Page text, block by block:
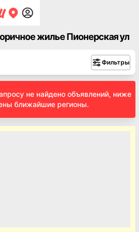
жилье Пионерская ул
Фильтры
не найдено объявлений, ниже
ближайшие регионы.